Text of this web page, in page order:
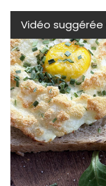
Vidéo suggérée